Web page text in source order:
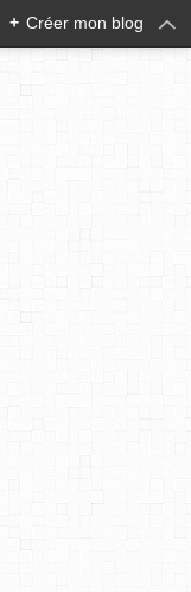
+ Créer mon blog